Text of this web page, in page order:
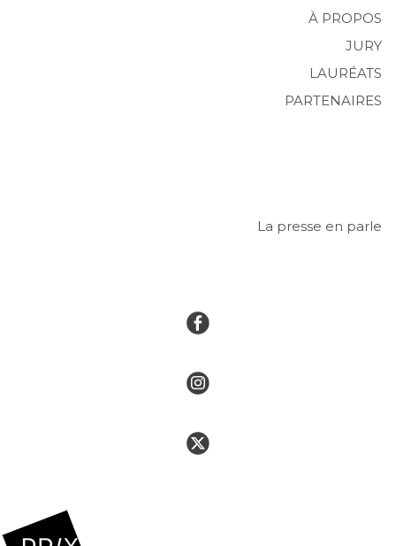
À PROPOS
JURY
LAURÉATS
PARTENAIRES
La presse en parle